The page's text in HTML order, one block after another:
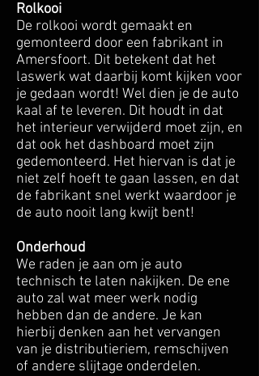
Rolkooi
De rolkooi wordt gemaakt en
gemonteerd door een fabrikant in
Amersfoort. Dit betekent dat het
laswerk wat daarbij komt kijken voor
je gedaan wordt! Wel dien je de auto
kaal af te leveren. Dit houdt in dat
het interieur verwijderd moet zijn, en
dat ook het dashboard moet zijn
gedemonteerd. Het hiervan is dat je
niet zelf hoeft te gaan lassen, en dat
de fabrikant snel werkt waardoor je
de auto nooit lang kwijt bent!
Onderhoud
We raden je aan om je auto
technisch te laten nakijken. De ene
auto zal wat meer werk nodig
hebben dan de andere. Je kan
hierbij denken aan het vervangen
van je distributieriem, remschijven
of andere slijtage onderdelen.